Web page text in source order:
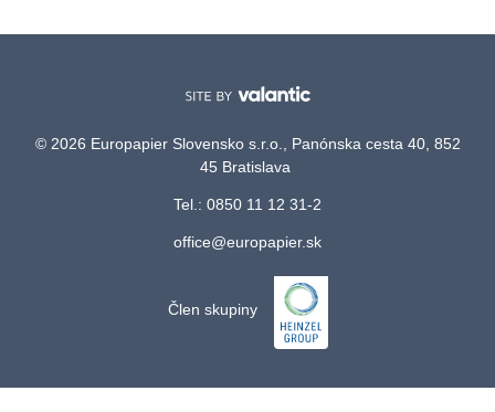
© 2026 Europapier Slovensko s.r.o., Panónska cesta 40, 852
45 Bratislava
Tel.: 0850 11 12 31-2
office@europapier.sk
Člen skupiny